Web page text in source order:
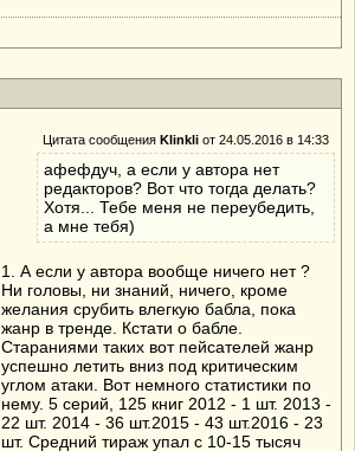
Цитата сообщения Klinkli от 24.05.2016 в 14:33
афефдуч, а если у автора нет
редакторов? Вот что тогда делать?
Хотя... Тебе меня не переубедить,
а мне тебя)
1. А если у автора вообще ничего нет ?
Ни головы, ни знаний, ничего, кроме
желания срубить влегкую бабла, пока
жанр в тренде. Кстати о бабле.
Стараниями таких вот пейсателей жанр
успешно летить вниз под критическим
углом атаки. Вот немного статистики по
нему. 5 серий, 125 книг 2012 - 1 шт. 2013 -
22 шт. 2014 - 36 шт.2015 - 43 шт.2016 - 23
шт. Средний тираж упал с 10-15 тысяч